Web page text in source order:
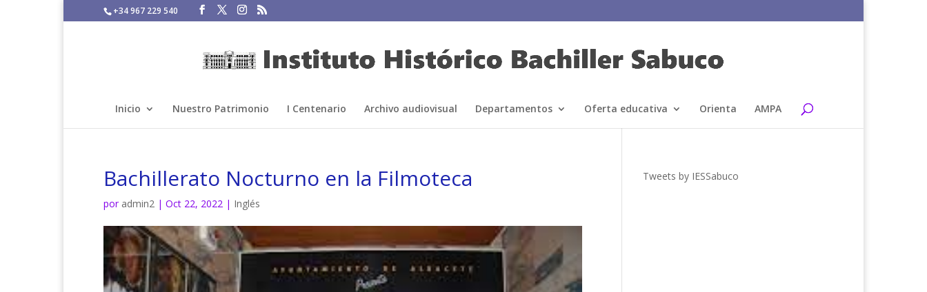
+34 967 229 540
Inicio Nuestro Patrimonio I Centenario Archivo audiovisual Departamentos Oferta educativa Orienta AMPA
Bachillerato Nocturno en la Filmoteca
por admin2 | Oct 22, 2022 | Inglés
Tweets by IESSabuco